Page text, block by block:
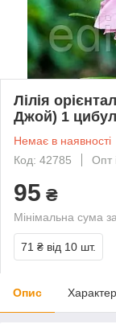
Лілія
Джой) 1
Немає в наявності
Код: 42785
Опт
95 ₴
Мінімальна сума
71 ₴ від 10 шт.
Опис